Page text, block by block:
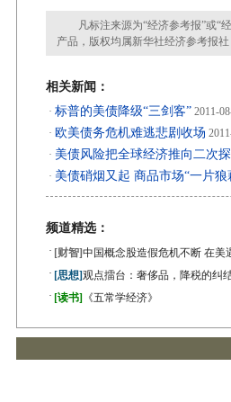
凡标注来源为“经济参考报”或“经
产品，版权均属新华社经济参考报
相关新闻：
· 标普的美债降级“三剑客” 2011-
· 欧美债务危机难逃悲剧收场
· 美债风险把全球经济推向二次
· 美债硝烟又起 商品市场“一片狼
频道精选：
· [财智]中国概念股造假危机不断 在美
· [思想]观点擂台：奢侈品，降税的纠
· [读书] 《五常学经济》